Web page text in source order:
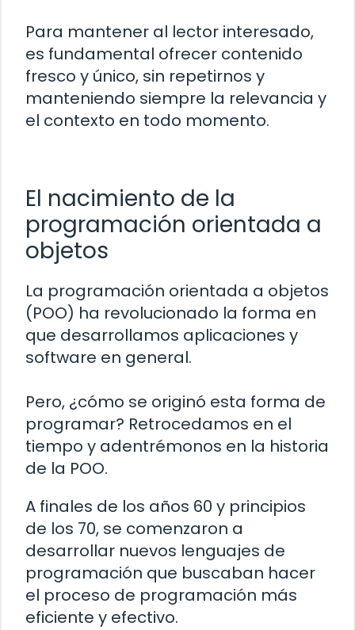
Para mantener al lector interesado,
es fundamental ofrecer contenido
fresco y único, sin repetirnos y
manteniendo siempre la relevancia y
el contexto en todo momento.
El nacimiento de la
programación orientada a
objetos
La programación orientada a objetos
(POO) ha revolucionado la forma en
que desarrollamos aplicaciones y
software en general.
Pero, ¿cómo se originó esta forma de
programar? Retrocedamos en el
tiempo y adentrémonos en la historia
de la POO.
A finales de los años 60 y principios
de los 70, se comenzaron a
desarrollar nuevos lenguajes de
programación que buscaban hacer
el proceso de programación más
eficiente y efectivo.